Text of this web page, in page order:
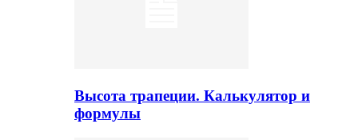
Высота трапеции. Калькулятор и
формулы